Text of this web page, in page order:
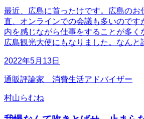
最近、広島に首ったけです。広島のお
直、オンラインでの会議も多いのです
内を感じながら仕事をすることが多く
広島観光大使にもなりました。なんと
2022年5月13日
通販評論家 消費生活アドバイザー
村山らむね